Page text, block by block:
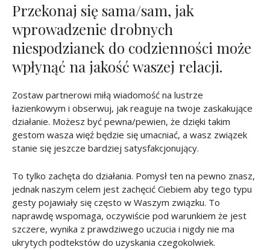
Przekonaj się sama/sam, jak
wprowadzenie drobnych
niespodzianek do codzienności może
wpłynąć na jakość waszej relacji.
Zostaw partnerowi miłą wiadomość na lustrze
łazienkowym i obserwuj, jak reaguje na twoje zaskakujące
działanie. Możesz być pewna/pewien, że dzięki takim
gestom wasza więź będzie się umacniać, a wasz związek
stanie się jeszcze bardziej satysfakcjonujący.
To tylko zachęta do działania. Pomysł ten na pewno znasz,
jednak naszym celem jest zachęcić Ciebiem aby tego typu
gesty pojawiały się często w Waszym związku. To
naprawdę wspomaga, oczywiście pod warunkiem że jest
szczere, wynika z prawdziwego uczucia i nigdy nie ma
ukrytych podtekstów do uzyskania czegokolwiek.